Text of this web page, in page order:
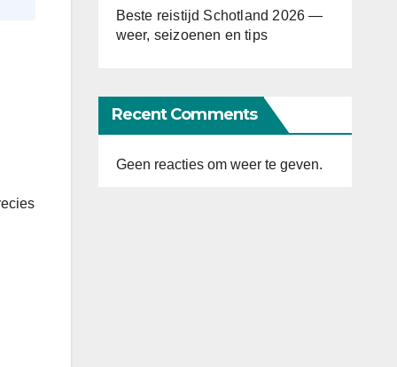
Beste reistijd Schotland 2026 —
weer, seizoenen en tips
Recent Comments
Geen reacties om weer te geven.